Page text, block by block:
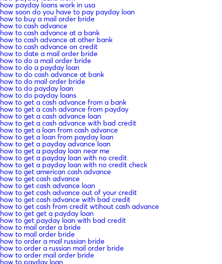
how payday loans work in usa
how soon do you have to pay payday loan
how to buy a mail order bride
how to cash advance
how to cash advance at a bank
how to cash advance at other bank
how to cash advance on credit
how to date a mail order bride
how to do a mail order bride
how to do a payday loan
how to do cash advance at bank
how to do mail order bride
how to do payday loan
how to do payday loans
how to get a cash advance from a bank
how to get a cash advance from payday
how to get a cash advance loan
how to get a cash advance with bad credit
how to get a loan from cash advance
how to get a loan from payday loan
how to get a payday advance loan
how to get a payday loan near me
how to get a payday loan with no credit
how to get a payday loan with no credit check
how to get american cash advance
how to get cash advance
how to get cash advance loan
how to get cash advance out of your credit
how to get cash advance with bad credit
how to get cash from credit wtihout cash advance
how to get get a payday loan
how to get payday loan with bad credit
how to mail order a bride
how to mail order bride
how to order a mail russian bride
how to order a russian mail order bride
how to order mail order bride
how to payday loan